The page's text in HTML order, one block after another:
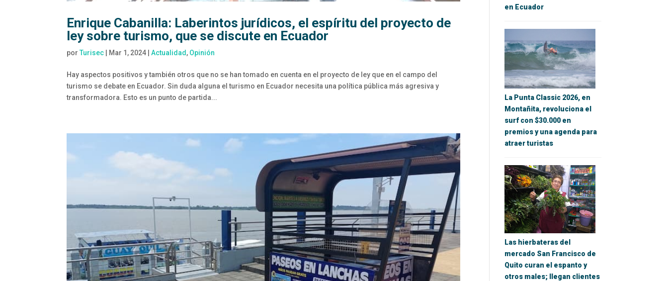
Enrique Cabanilla: Laberintos jurídicos, el espíritu del proyecto de
ley sobre turismo, que se discute en Ecuador
porTurisec Mar 1, 2024 |Actualidad , Opinión
Hay aspectos positivos y también otros que no se han tomado en cuenta en el proyecto de ley que en el campo del
turismo se debate en Ecuador. Sin duda alguna el turismo en Ecuador necesita una política pública más agresiva y
transformadora. Esto es un punto de partida...
en Ecuador
La Punta Classic 2026, en
Montañita, revoluciona el
surf con $30.000 en
premios y una agenda para
atraer turistas
Las hierbateras del
mercado San Francisco de
Quito curan el espanto y
otros males; llegan clientes